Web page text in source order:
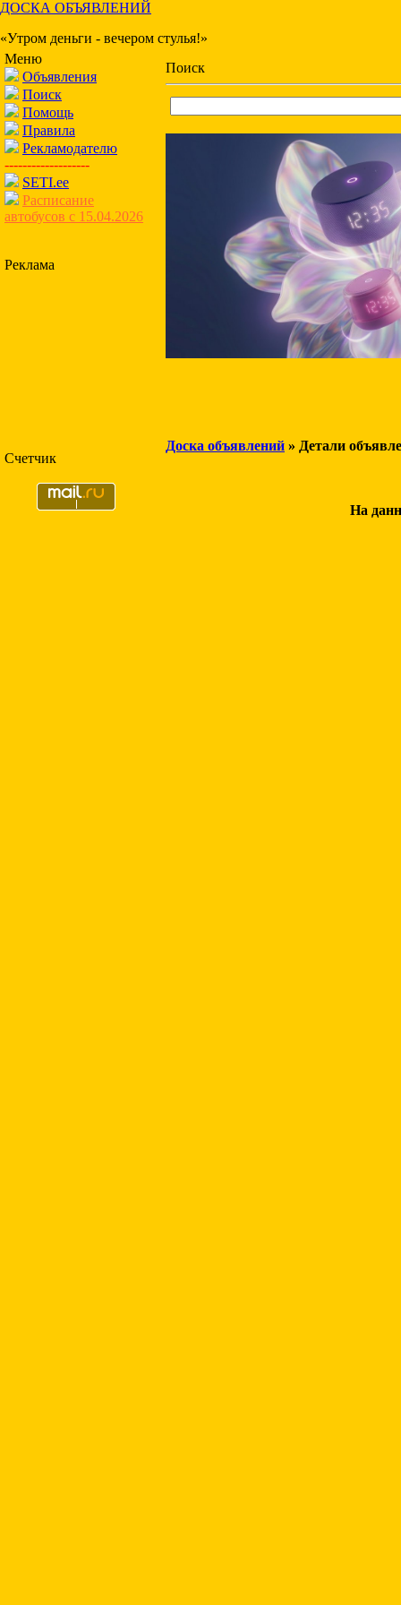
ДОСКА ОБЪЯВЛЕНИЙ
«Утром деньги - вечером стулья!»
Меню
Объявления
Поиск
Помощь
Правила
Рекламодателю
-------------------
SETI.ee
Расписание
автобусов с 15.04.2026
Реклама
Счетчик
Поиск
Доска объявлений » Детали
На